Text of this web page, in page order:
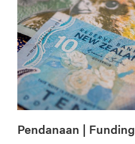
Pendanaan | Funding